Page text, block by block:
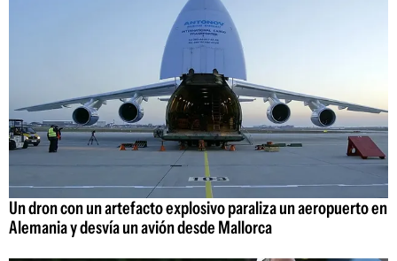
Un dron con un artefacto explosivo paraliza un aeropuerto en
Alemania y desvía un avión desde Mallorca